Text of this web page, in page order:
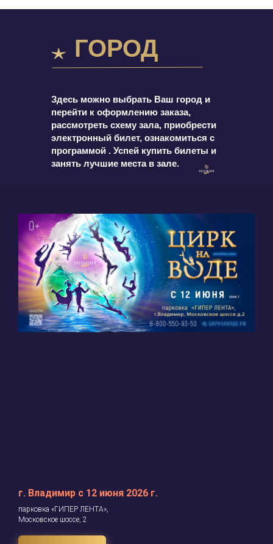
ГОРОД
Здесь можно выбрать Ваш город и
перейти к оформлению заказа,
рассмотреть схему зала, приобрести
электронный билет, ознакомиться с
программой . Успей купить билеты и
занять лучшие места в зале.
г. Владимир с 12 июня 2026 г.
парковка «ГИПЕР ЛЕНТА»,
Московское шоссе, 2